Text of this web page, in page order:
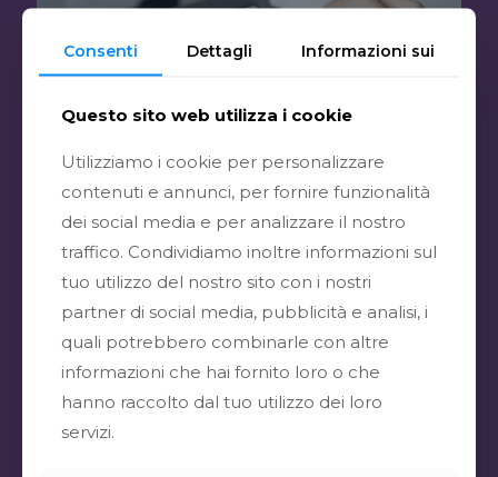
Fotovoltaico per
le IMPRESE
Consenti Dettagli Informazioni sui
Questo sito web utilizza i cookie
Utilizziamo i cookie per personalizzare
contenuti e annunci, per fornire funzionalità
dei social media e per analizzare il nostro
traffico. Condividiamo inoltre informazioni sul
tuo utilizzo del nostro sito con i nostri
partner di social media, pubblicità e analisi, i
quali potrebbero combinarle con altre
informazioni che hai fornito loro o che
hanno raccolto dal tuo utilizzo dei loro
servizi.